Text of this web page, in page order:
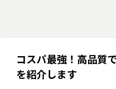
コスパ最強！高品質
を紹介します